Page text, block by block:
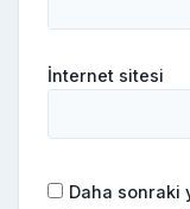
İnternet sitesi
Daha sonraki